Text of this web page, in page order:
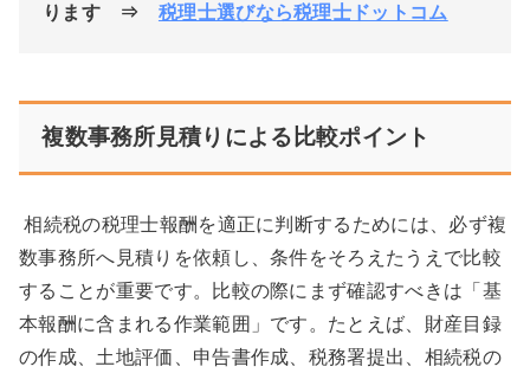
ります ⇒
税理士選びなら税理士ドットコム
複数事務所見積りによる比較ポイント
相続税の税理士報酬を適正に判断するためには、必ず複
数事務所へ見積りを依頼し、条件をそろえたうえで比較
することが重要です。比較の際にまず確認すべきは「基
本報酬に含まれる作業範囲」です。たとえば、財産目録
の作成、土地評価、申告書作成、税務署提出、相続税の